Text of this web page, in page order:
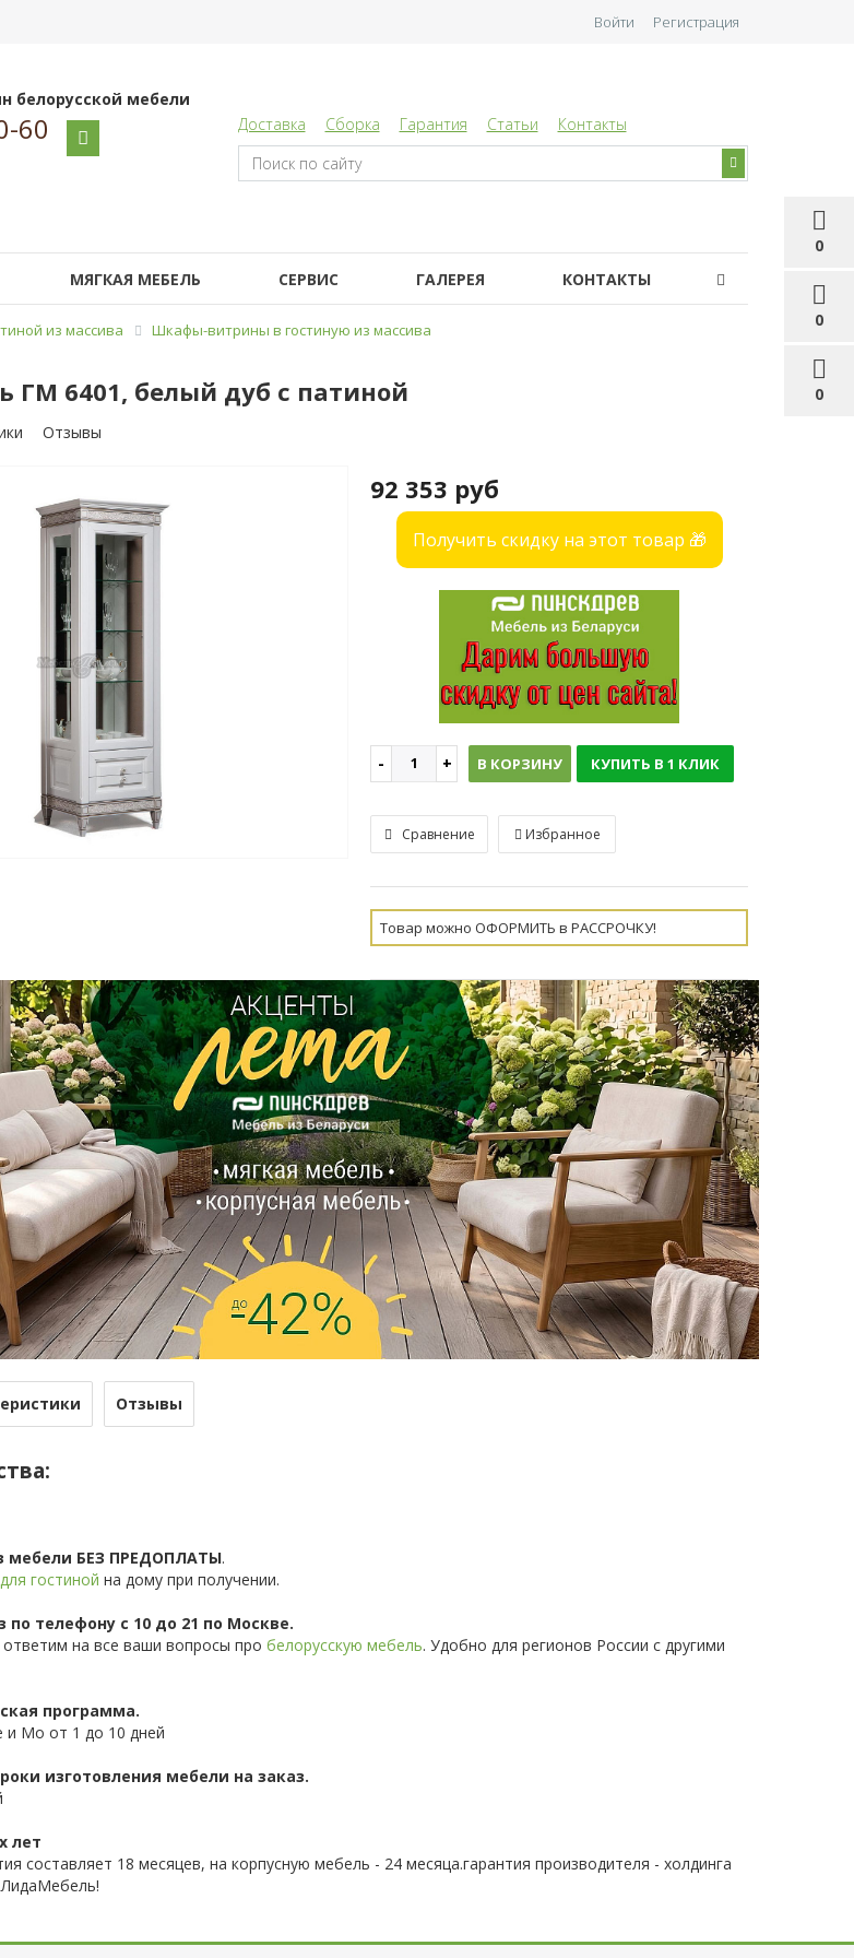
0
0
0
Войти Регистрация
белорусской мебели
60 Доставка Сборка Гарантия Статьи Контакты
МЯГКАЯ МЕБЕЛЬ СЕРВИС ГАЛЕРЕЯ КОНТАКТЫ
из массива
Шкафы-витрины в гостиную из массива
ГМ 6401, белый дуб с патиной
Отзывы
92 353 руб
Получить скидку на этот товар 🎁
В КОРЗИНУ КУПИТЬ В 1 КЛИК
Сравнение Избранное
Товар можно ОФОРМИТЬ в РАССРОЧКУ!
Отзывы
мебели БЕЗ ПРЕДОПЛАТЫ.
гостиной на дому при получении.
по телефону с 10 до 21 по Москве.
на все ваши вопросы про белорусскую мебель. Удобно для регионов России с другими
программа.
и Мо от 1 до 10 дней
изготовления мебели на заказ.
лет
составляет 18 месяцев, на корпусную мебель - 24 месяца.гарантия производителя - холдинга